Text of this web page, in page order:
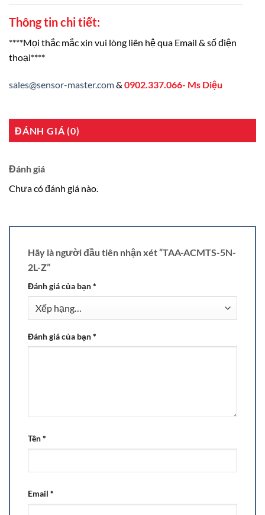
Thông tin chi tiết:
****Mọi thắc mắc xin vui lòng liên hệ qua Email & số điện
thoại****
sales@sensor-master.com& 0902.337.066- Ms Diệu
ĐÁNH GIÁ (0)
Đánh giá
Chưa có đánh giá nào.
Hãy là người đầu tiên nhận xét “TAA-ACMTS-5N-
2L-Z”
Đánh giá của bạn*
Đánh giá của bạn*
Tên*
Email *